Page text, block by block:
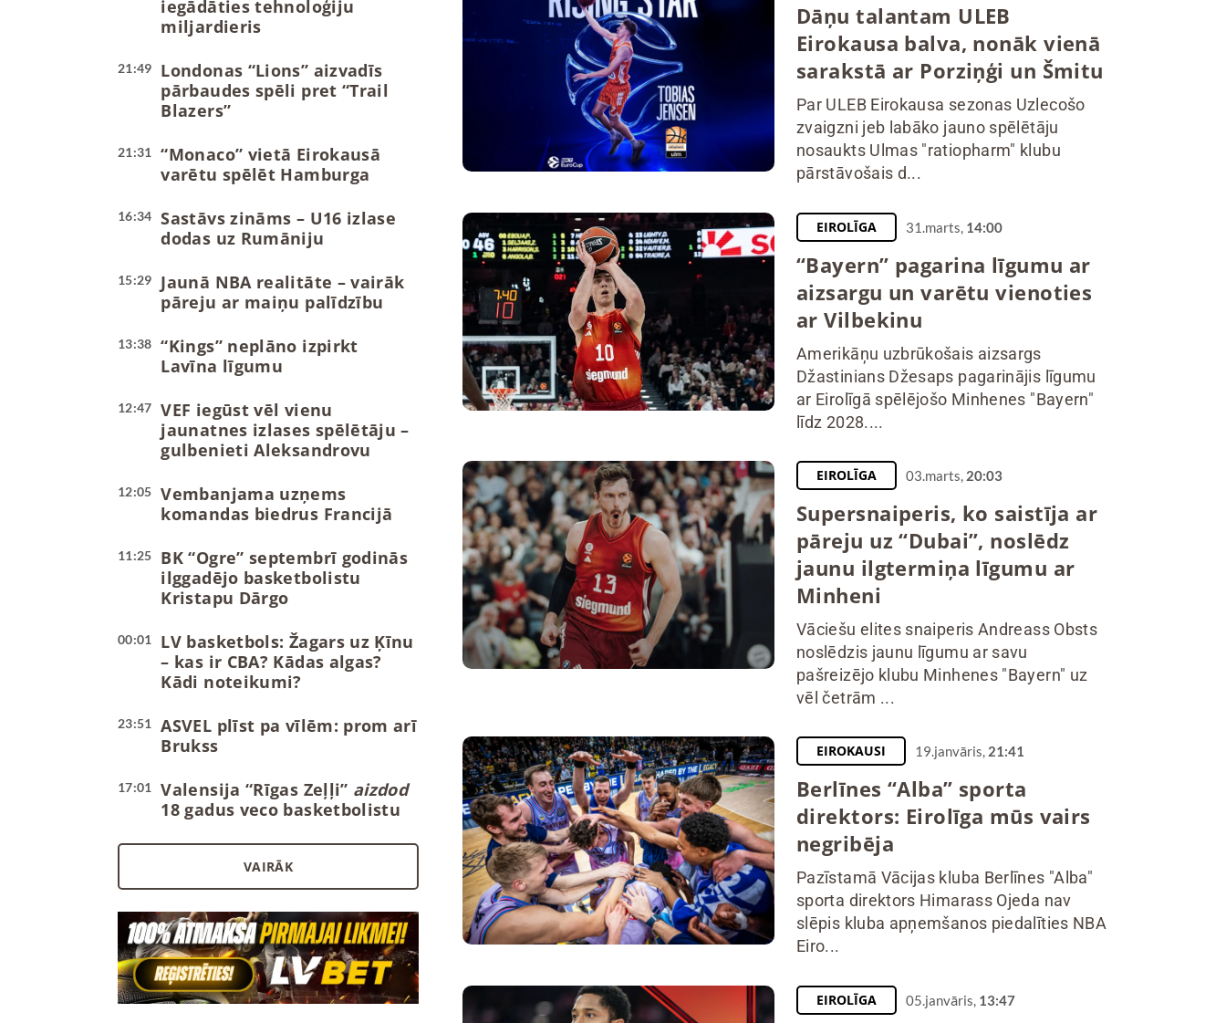
iegādāties tehnoloģiju
miljardieris
21:49
Londonas “Lions” aizvadīs
pārbaudes spēli pret “Trail
Blazers”
21:31
“Monaco” vietā Eirokausā
varētu spēlēt Hamburga
16:34
Sastāvs zināms – U16 izlase
dodas uz Rumāniju
15:29
Jaunā NBA realitāte – vairāk
pāreju ar maiņu palīdzību
13:38
“Kings” neplāno izpirkt
Lavīna līgumu
12:47
VEF iegūst vēl vienu
jaunatnes izlases spēlētāju –
gulbenieti Aleksandrovu
12:05
Vembanjama uzņems
komandas biedrus Francijā
11:25
BK “Ogre” septembrī godinās
ilggadējo basketbolistu
Kristapu Dārgo
00:01
LV basketbols: Žagars uz Ķīnu
– kas ir CBA? Kādas algas?
Kādi noteikumi?
23:51
ASVEL plīst pa vīlēm: prom arī
Brukss
17:01 Valensija “Rīgas Zeļļi” aizdod
18 gadus veco basketbolistu
VAIRĀK
Dāņu talantam ULEB
Eirokausa balva, nonāk vienā
sarakstā ar Porziņģi un Šmitu
Par ULEB Eirokausa sezonas Uzlecošo
zvaigzni jeb labāko jauno spēlētāju
nosaukts Ulmas "ratiopharm" klubu
pārstāvošais d...
EIROLĪGA 31.marts, 14:00
“Bayern” pagarina līgumu ar
aizsargu un varētu vienoties
ar Vilbekinu
Amerikāņu uzbrūkošais aizsargs
Džastinians Džesaps pagarinājis līgumu
ar Eirolīgā spēlējošo Minhenes "Bayern"
līdz 2028....
EIROLĪGA 03.marts, 20:03
Supersnaiperis, ko saistīja ar
pāreju uz “Dubai”, noslēdz
jaunu ilgtermiņa līgumu ar
Minheni
Vāciešu elites snaiperis Andreass Obsts
noslēdzis jaunu līgumu ar savu
pašreizējo klubu Minhenes "Bayern" uz
vēl četrām ...
EIROKAUSI 19.janvāris, 21:41
Berlīnes “Alba” sporta
direktors: Eirolīga mūs vairs
negribēja
Pazīstamā Vācijas kluba Berlīnes "Alba"
sporta direktors Himarass Ojeda nav
slēpis kluba apņemšanos piedalīties NBA
Eiro...
EIROLĪGA 05.janvāris, 13:47